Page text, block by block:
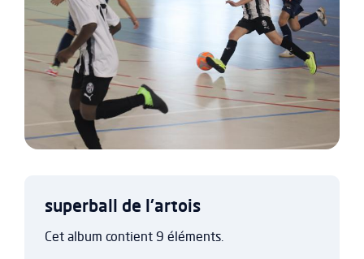
superball de l'artois
Cet album contient 9 éléments.